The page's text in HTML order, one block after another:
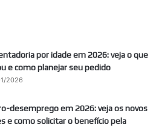
por idade em 2026: veja o que
e como planejar seu pedido
2026
desemprego em 2026: veja os novos
e como solicitar o benefício pela